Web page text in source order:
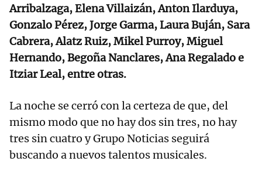
Arribalzaga, Elena Villaizán, Anton Ilarduya,
Gonzalo Pérez, Jorge Garma, Laura Buján, Sara
Cabrera, Alatz Ruiz, Mikel Purroy, Miguel
Hernando, Begoña Nanclares, Ana Regalado e
Itziar Leal, entre otras.
La noche se cerró con la certeza de que, del
mismo modo que no hay dos sin tres, no hay
tres sin cuatro y Grupo Noticias seguirá
buscando a nuevos talentos musicales.